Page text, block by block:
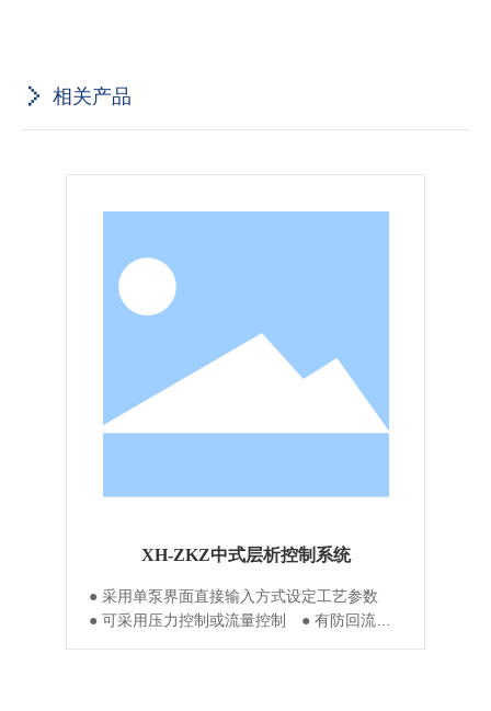
相关产品
XH-ZKZ中式层析控制系统
● 采用单泵界面直接输入方式设定工艺参数
● 可采用压力控制或流量控制 ● 有防回流与